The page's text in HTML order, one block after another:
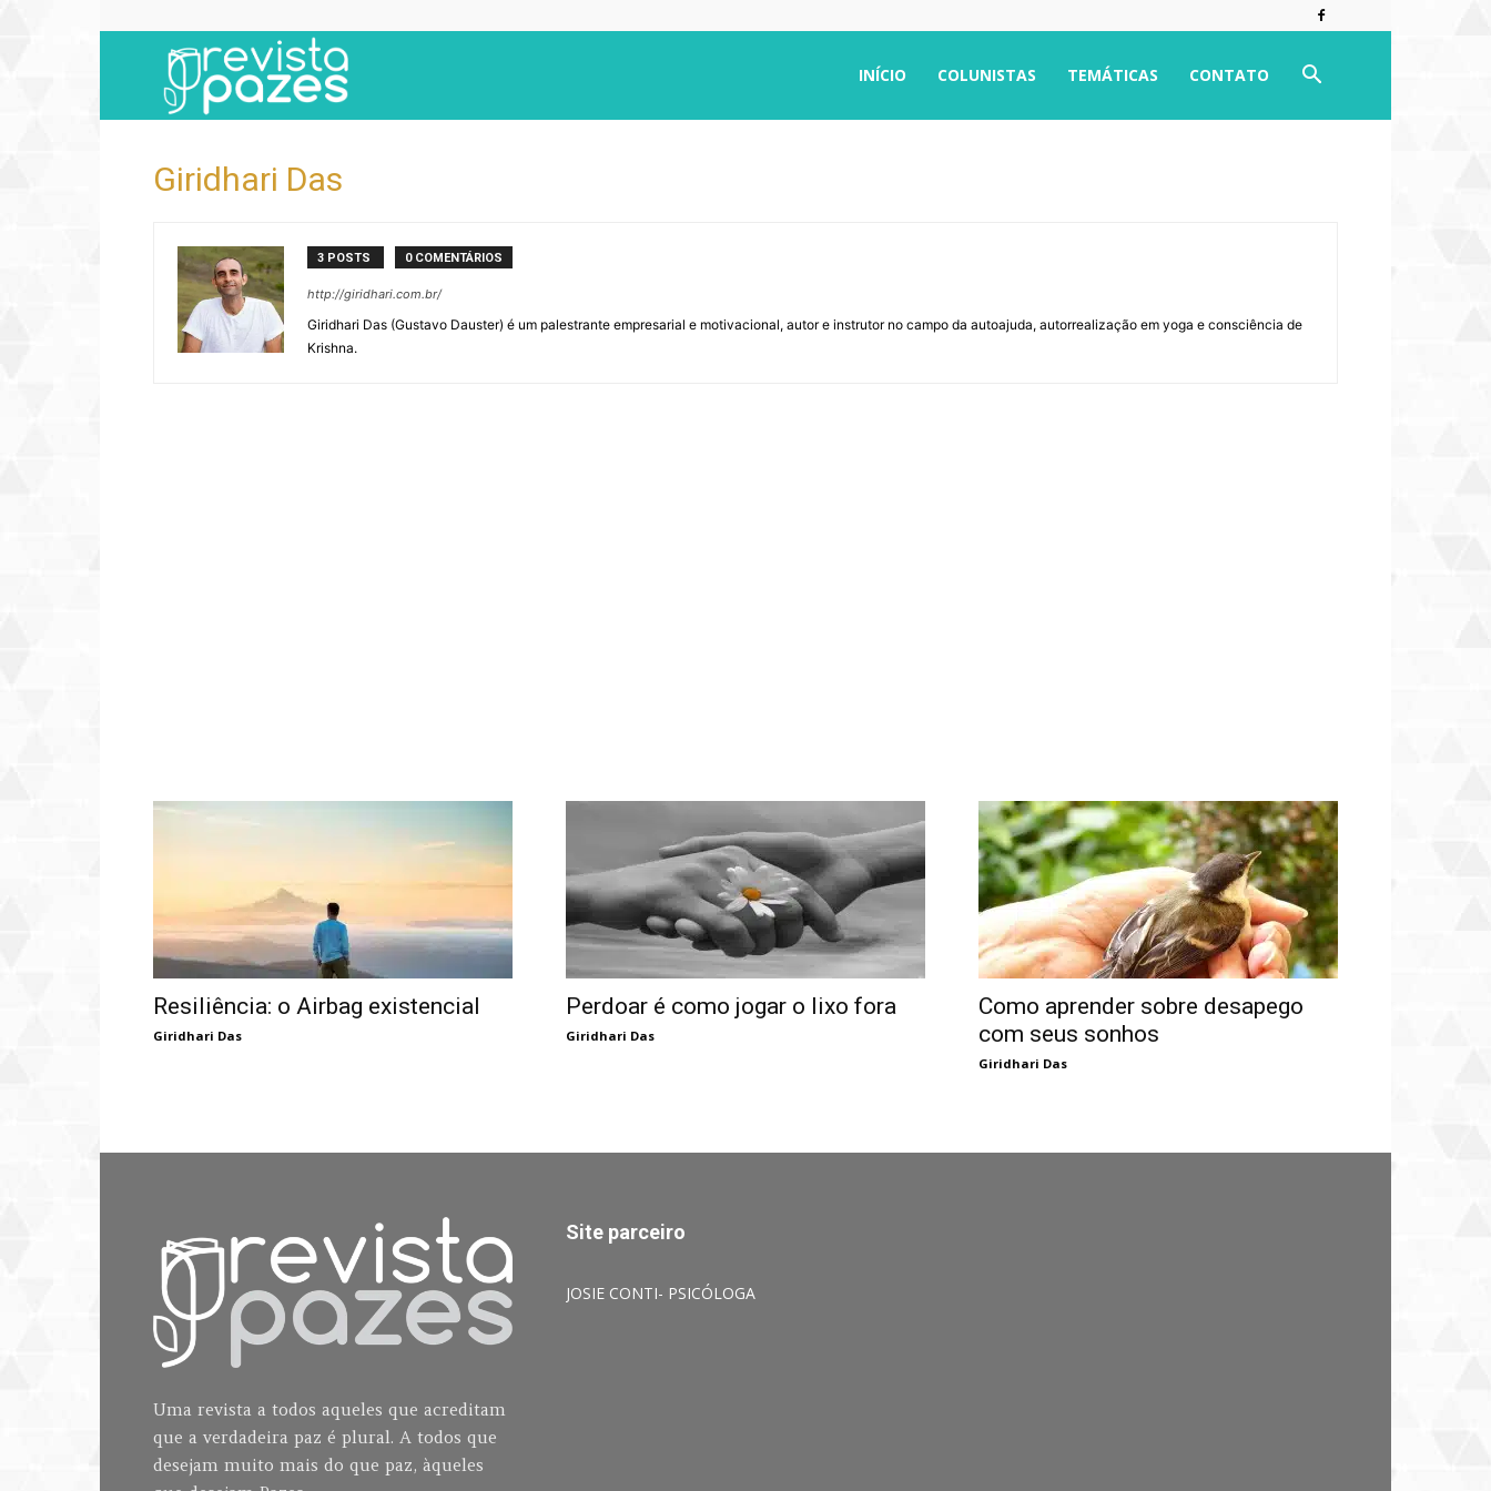
INÍCIO COLUNISTAS TEMÁTICAS CONTATO
Giridhari Das
3 POSTS 0 COMENTÁRIOS
http://giridhari.com.br/
Giridhari Das (Gustavo Dauster) é um palestrante empresarial e motivacional, autor e instrutor no campo da autoajuda, autorrealização em yoga e consciência de
Krishna.
Resiliência: o Airbag existencial
Giridhari Das
Perdoar é como jogar o lixo fora
Giridhari Das
Como aprender sobre desapego
com seus sonhos
Giridhari Das
Uma revista a todos aqueles que acreditam
que a verdadeira paz é plural. A todos que
desejam muito mais do que paz, àqueles
Site parceiro
JOSIE CONTI- PSICÓLOGA